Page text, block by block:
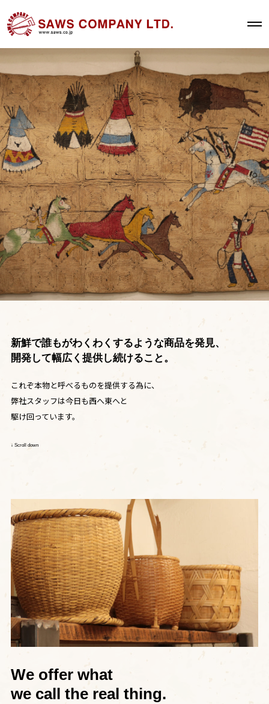
新鮮で誰もがわくわくするような商品を発見、
開発して幅広く提供し続けること。
これぞ本物と呼べるものを提供する為に、
弊社スタッフは今日も西へ東へと
駆け回っています。
↓ Scroll down
We offer what
we call the real thing.